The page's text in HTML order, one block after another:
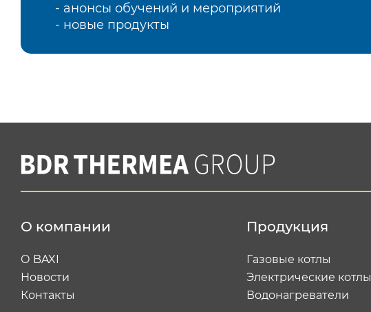
- анонсы обучений и мероприятий
- новые продукты
О компании
О BAXI
Новости
Контакты
Продукция
Газовые котлы
Электрические котлы
Водонагреватели